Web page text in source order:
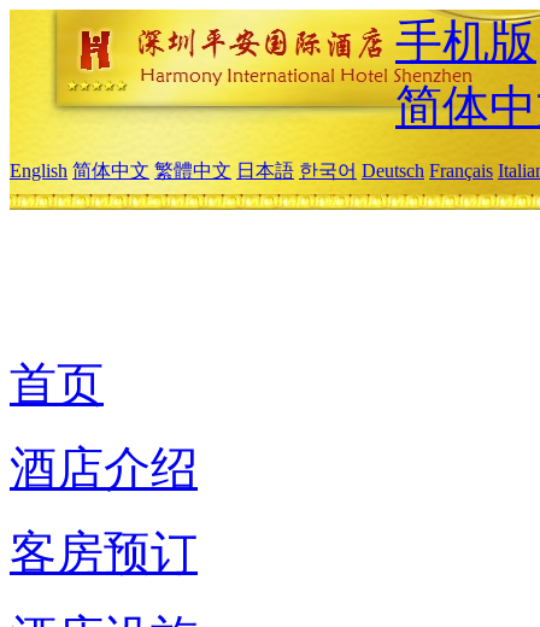
手机版
简体
English 简体中文 繁體中文 日本語 한국어 Deutsch Français
首页
酒店介绍
客房预订